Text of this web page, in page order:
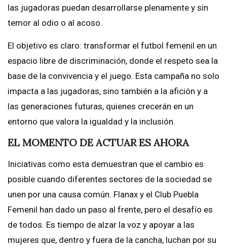
las jugadoras puedan desarrollarse plenamente y sin
temor al odio o al acoso.
El objetivo es claro: transformar el futbol femenil en un
espacio libre de discriminación, donde el respeto sea la
base de la convivencia y el juego. Esta campaña no solo
impacta a las jugadoras, sino también a la afición y a
las generaciones futuras, quienes crecerán en un
entorno que valora la igualdad y la inclusión.
EL MOMENTO DE ACTUAR ES AHORA
Iniciativas como esta demuestran que el cambio es
posible cuando diferentes sectores de la sociedad se
unen por una causa común. Flanax y el Club Puebla
Femenil han dado un paso al frente, pero el desafío es
de todos. Es tiempo de alzar la voz y apoyar a las
mujeres que, dentro y fuera de la cancha, luchan por su